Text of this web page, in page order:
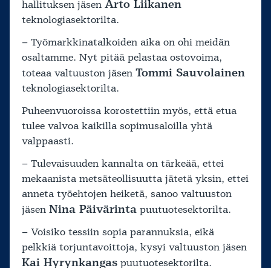
hallituksen jäsen Arto Liikanen
teknologiasektorilta.
– Työmarkkinatalkoiden aika on ohi meidän
osaltamme. Nyt pitää pelastaa ostovoima,
toteaa valtuuston jäsen Tommi Sauvolainen
teknologiasektorilta.
Puheenvuoroissa korostettiin myös, että etua
tulee valvoa kaikilla sopimusaloilla yhtä
valppaasti.
– Tulevaisuuden kannalta on tärkeää, ettei
mekaanista metsäteollisuutta jätetä yksin, ettei
anneta työehtojen heiketä, sanoo valtuuston
jäsen Nina Päivärinta puutuotesektorilta.
– Voisiko tessiin sopia parannuksia, eikä
pelkkiä torjuntavoittoja, kysyi valtuuston jäsen
Kai Hyrynkangas puutuotesektorilta.